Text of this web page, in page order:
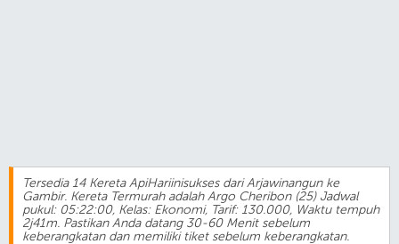
Tersedia 14 Kereta ApiHariinisukses dari Arjawinangun ke
Gambir. Kereta Termurah adalah Argo Cheribon (25) Jadwal
pukul: 05:22:00, Kelas: Ekonomi, Tarif: 130.000, Waktu tempuh
2j41m. Pastikan Anda datang 30-60 Menit sebelum
keberangkatan dan memiliki tiket sebelum keberangkatan.